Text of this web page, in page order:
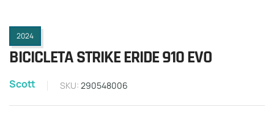
2024
BICICLETA STRIKE ERIDE 910 EVO
Scott SKU: 290548006